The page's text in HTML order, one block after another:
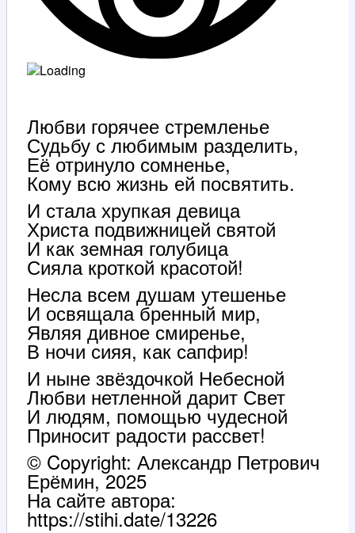
Любви горячее стремленье
Судьбу с любимым разделить,
Её отринуло сомненье,
Кому всю жизнь ей посвятить.
И стала хрупкая девица
Христа подвижницей святой
И как земная голубица
Сияла кроткой красотой!
Несла всем душам утешенье
И освящала бренный мир,
Являя дивное смиренье,
В ночи сияя, как сапфир!
И ныне звёздочкой Небесной
Любви нетленной дарит Свет
И людям, помощью чудесной
Приносит радости рассвет!
© Copyright: Александр Петрович
Ерёмин, 2025
На сайте автора:
https://stihi.date/13226